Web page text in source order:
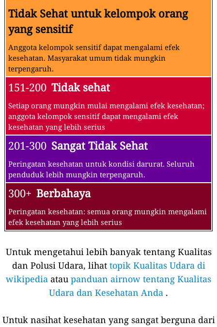
Tidak Sehat untuk kelompok orang
yang sensitif
Anggota kelompok sensitif dapat mengalami efek
kesehatan. Masyarakat umum tidak mungkin
terpengaruh.
151-200 Tidak sehat
Setiap orang mungkin mulai mengalami efek kesehatan;
anggota kelompok sensitif dapat mengalami efek
kesehatan yang lebih serius
201-300 Sangat Tidak Sehat
Peringatan kesehatan untuk kondisi darurat. Seluruh
penduduk lebih mungkin terpengaruh.
300+ Berbahaya
Peringatan kesehatan: semua orang mungkin mengalami
efek kesehatan yang lebih serius
Untuk mengetahui lebih banyak tentang Kualitas
dan Polusi Udara, lihat topik Kualitas Udara di
wikipedia atau panduan airnow tentang Kualitas
Udara dan Kesehatan Anda .
Untuk nasihat kesehatan yang sangat berguna dari